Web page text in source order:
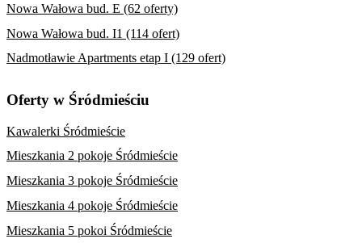
Nowa Wałowa bud. E (62 oferty)
Nowa Wałowa bud. I1 (114 ofert)
Nadmotławie Apartments etap I (129 ofert)
Oferty w Śródmieściu
Kawalerki Śródmieście
Mieszkania 2 pokoje Śródmieście
Mieszkania 3 pokoje Śródmieście
Mieszkania 4 pokoje Śródmieście
Mieszkania 5 pokoi Śródmieście